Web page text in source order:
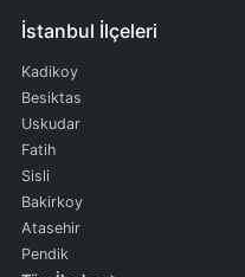
İstanbul İlçeleri
Kadikoy
Besiktas
Uskudar
Fatih
Sisli
Bakirkoy
Atasehir
Pendik